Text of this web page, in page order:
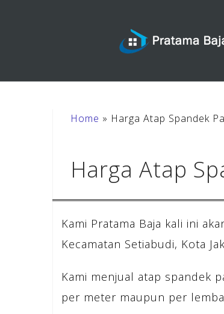
Home » Harga Atap Spandek
Harga Atap
Kami Pratama Baja kali ini
Kecamatan Setiabudi, Kota
Kami menjual atap spandek
per meter maupun per